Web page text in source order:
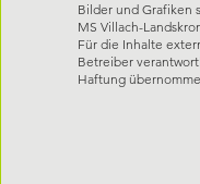
Bilder und Grafiken
MS Villach-
Für die Inhalte
Betreiber
Haftung